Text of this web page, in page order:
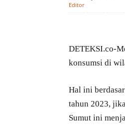
DETEKSI.co-
konsumsi di
Hal ini
tahun 2023,
Sumut ini